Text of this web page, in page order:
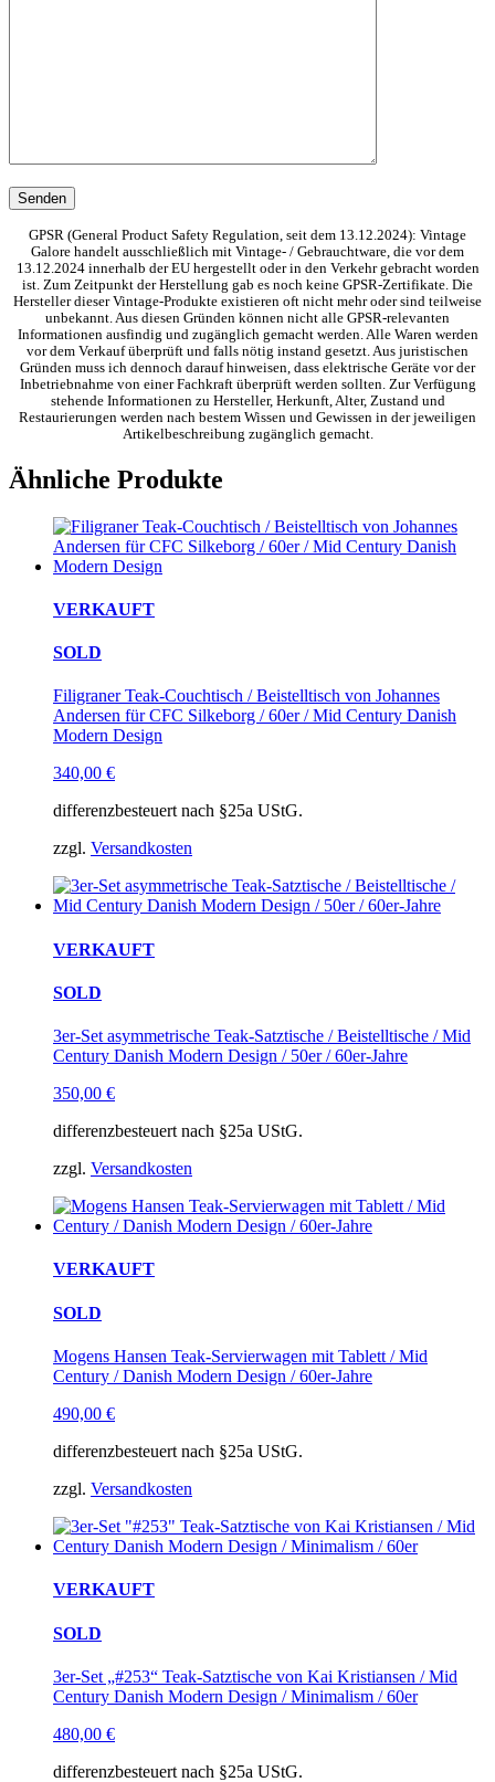
GPSR (General Product Safety Regulation, seit dem 13.12.2024): Vintage
Galore handelt ausschließlich mit Vintage- / Gebrauchtware, die vor dem
13.12.2024 innerhalb der EU hergestellt oder in den Verkehr gebracht worden
ist. Zum Zeitpunkt der Herstellung gab es noch keine GPSR-Zertifikate. Die
Hersteller dieser Vintage-Produkte existieren oft nicht mehr oder sind teilweise
unbekannt. Aus diesen Gründen können nicht alle GPSR-relevanten
Informationen ausfindig und zugänglich gemacht werden. Alle Waren werden
vor dem Verkauf überprüft und falls nötig instand gesetzt. Aus juristischen
Gründen muss ich dennoch darauf hinweisen, dass elektrische Geräte vor der
Inbetriebnahme von einer Fachkraft überprüft werden sollten. Zur Verfügung
stehende Informationen zu Hersteller, Herkunft, Alter, Zustand und
Restaurierungen werden nach bestem Wissen und Gewissen in der jeweiligen
Artikelbeschreibung zugänglich gemacht.
Ähnliche Produkte
VERKAUFT
SOLD
Filigraner Teak-Couchtisch / Beistelltisch von Johannes
Andersen für CFC Silkeborg / 60er / Mid Century Danish
Modern Design
340,00 €
differenzbesteuert nach §25a UStG.
zzgl. Versandkosten
VERKAUFT
SOLD
3er-Set asymmetrische Teak-Satztische / Beistelltische / Mid
Century Danish Modern Design / 50er / 60er-Jahre
350,00 €
differenzbesteuert nach §25a UStG.
zzgl. Versandkosten
VERKAUFT
SOLD
Mogens Hansen Teak-Servierwagen mit Tablett / Mid
Century / Danish Modern Design / 60er-Jahre
490,00 €
differenzbesteuert nach §25a UStG.
zzgl. Versandkosten
VERKAUFT
SOLD
3er-Set „#253“ Teak-Satztische von Kai Kristiansen / Mid
Century Danish Modern Design / Minimalism / 60er
480,00 €
differenzbesteuert nach §25a UStG.